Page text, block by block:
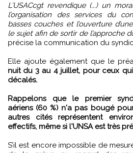
L’USACcgt revendique (...) un
l’organisation des services du
basses couches et l’ouverture
le sujet afin de sortir de l’approche
précise la communication du
Elle ajoute également que le
nuit du 3 au 4 juillet, pour ceux
décalés.
Rappelons que le premier
aériens (60 %) n'a pas bougé
autres cités représentent
effectifs, même si l'UNSA est très
S’il est encore impossible de